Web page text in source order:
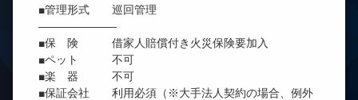
■管理形式 巡回管理
―――――――
■保 険 借家人賠償付き火災保険要加入
■ペット 不可
■楽 器 不可
■保証会社 利用必須（※大手法人契約の場合、例外